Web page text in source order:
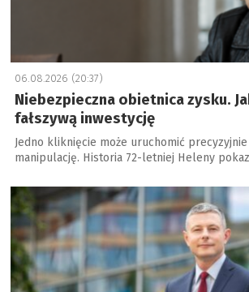
06.08.2026 (20:37)
Niebezpieczna obietnica zysku.
fałszywą inwestycję
Jedno kliknięcie może uruchomić
manipulację. Historia 72-letniej Heleny
a